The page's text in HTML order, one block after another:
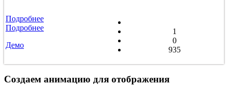
Подробнее
Подробнее
Демо
1
0
935
Создаем анимацию для отображения